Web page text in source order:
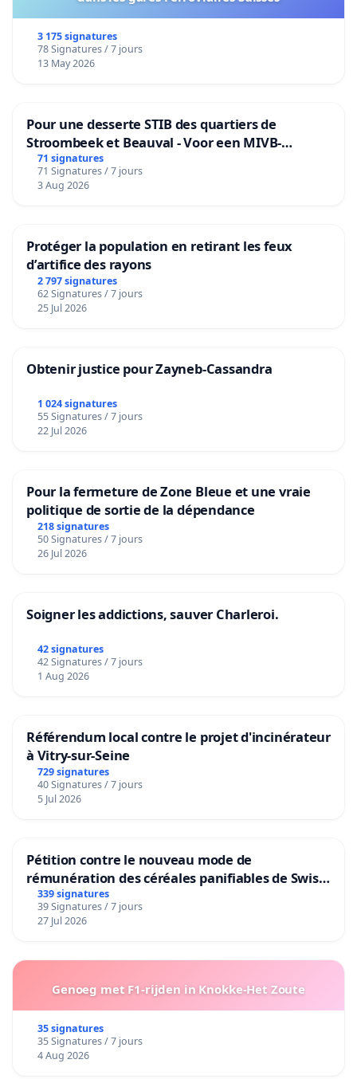
3 175 signatures
78 Signatures / 7 jours
13 May 2026
Pour une desserte STIB des quartiers de
Stroombeek et Beauval - Voor een MIVB-
bediening van de wijken Strombeek en Het
Voor
71 signatures
71 Signatures / 7 jours
3 Aug 2026
Protéger la population en retirant les feux
d’artifice des rayons
2 797 signatures
62 Signatures / 7 jours
25 Jul 2026
Obtenir justice pour Zayneb-Cassandra
1 024 signatures
55 Signatures / 7 jours
22 Jul 2026
Pour la fermeture de Zone Bleue et une vraie
politique de sortie de la dépendance
218 signatures
50 Signatures / 7 jours
26 Jul 2026
Soigner les addictions, sauver Charleroi.
42 signatures
42 Signatures / 7 jours
1 Aug 2026
Référendum local contre le projet d'incinérateur
à Vitry-sur-Seine
729 signatures
40 Signatures / 7 jours
5 Jul 2026
Pétition contre le nouveau mode de
rémunération des céréales panifiables de Swiss
granum basé sur la teneur en protéines
339 signatures
39 Signatures / 7 jours
27 Jul 2026
Genoeg met F1-rijden in Knokke-Het Zoute
35 signatures
35 Signatures / 7 jours
4 Aug 2026